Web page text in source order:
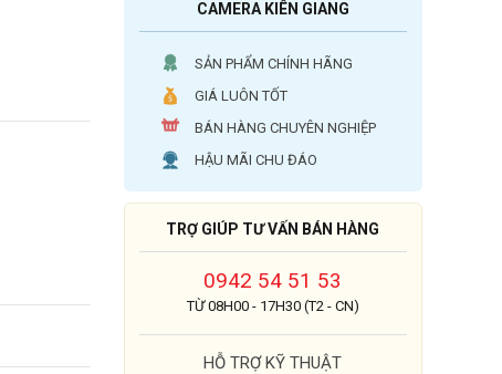
CAMERA KIÊN GIANG
SẢN PHẨM CHÍNH HÃNG
GIÁ LUÔN TỐT
BÁN HÀNG CHUYÊN NGHIỆP
HẬU MÃI CHU ĐÁO
TRỢ GIÚP TƯ VẤN BÁN HÀNG
0942 54 51 53
TỪ 08H00 - 17H30 (T2 - CN)
HỖ TRỢ KỸ THUẬT